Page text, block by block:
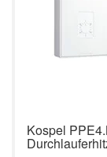
Kospel